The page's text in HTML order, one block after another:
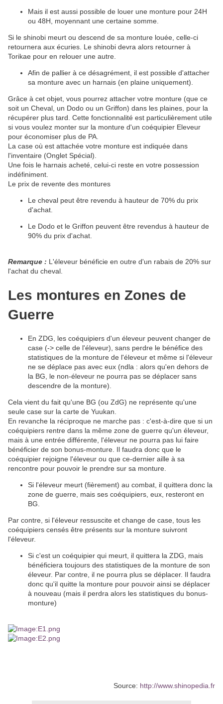
Mais il est aussi possible de louer une monture pour 24H
ou 48H, moyennant une certaine somme.
Si le shinobi meurt ou descend de sa monture louée, celle-ci
retournera aux écuries. Le shinobi devra alors retourner à
Torikae pour en relouer une autre.
Afin de pallier à ce désagrément, il est possible d'attacher
sa monture avec un harnais (en plaine uniquement).
Grâce à cet objet, vous pourrez attacher votre monture (que ce
soit un Cheval, un Dodo ou un Griffon) dans les plaines, pour la
récupérer plus tard. Cette fonctionnalité est particulièrement utile
si vous voulez monter sur la monture d'un coéquipier Eleveur
pour économiser plus de PA.
La case où est attachée votre monture est indiquée dans
l'inventaire (Onglet Spécial).
Une fois le harnais acheté, celui-ci reste en votre possession
indéfiniment.
Le prix de revente des montures
Le cheval peut être revendu à hauteur de 70% du prix
d'achat.
Le Dodo et le Griffon peuvent être revendus à hauteur de
90% du prix d'achat.
Remarque : L'éleveur bénéficie en outre d'un rabais de 20% sur
l'achat du cheval.
Les montures en Zones de
Guerre
En ZDG, les coéquipiers d'un éleveur peuvent changer de
case (-> celle de l'éleveur), sans perdre le bénéfice des
statistiques de la monture de l'éleveur et même si l'éleveur
ne se déplace pas avec eux (ndla : alors qu'en dehors de
la BG, le non-éleveur ne pourra pas se déplacer sans
descendre de la monture).
Cela vient du fait qu'une BG (ou ZdG) ne représente qu'une
seule case sur la carte de Yuukan.
En revanche la réciproque ne marche pas : c'est-à-dire que si un
coéquipiers rentre dans la même zone de guerre qu'un éleveur,
mais à une entrée différente, l'éleveur ne pourra pas lui faire
bénéficier de son bonus-monture. Il faudra donc que le
coéquipier rejoigne l'éleveur ou que ce-dernier aille à sa
rencontre pour pouvoir le prendre sur sa monture.
Si l'éleveur meurt (fièrement) au combat, il quittera donc la
zone de guerre, mais ses coéquipiers, eux, resteront en
BG.
Par contre, si l'éleveur ressuscite et change de case, tous les
coéquipiers censés être présents sur la monture suivront
l'éleveur.
Si c'est un coéquipier qui meurt, il quittera la ZDG, mais
bénéficiera toujours des statistiques de la monture de son
éleveur. Par contre, il ne pourra plus se déplacer. Il faudra
donc qu'il quitte la monture pour pouvoir ainsi se déplacer
à nouveau (mais il perdra alors les statistiques du bonus-
monture)
Source: http://www.shinopedia.fr